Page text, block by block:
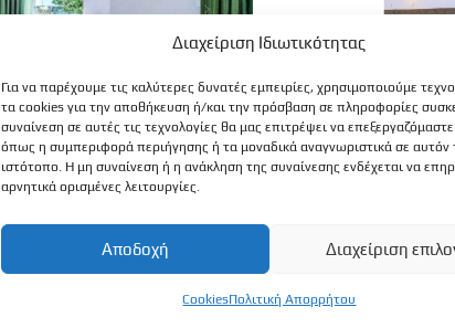
Διαχείριση Ιδιωτικότητας
Για να παρέχουμε τις καλύτερες δυνατές εμπειρίες, χρησιμοποιούμε
τα cookies για την αποθήκευση ή/και την πρόσβαση σε πληροφορίες
συναίνεση σε αυτές τις τεχνολογίες θα μας επιτρέψει να
όπως η συμπεριφορά περιήγησης ή τα μοναδικά αναγνωριστικά σε αυτόν
ιστότοπο. Η μη συναίνεση ή η ανάκληση της συναίνεσης ενδέχεται να
αρνητικά ορισμένες λειτουργίες.
Αποδοχή Διαχείριση
CookiesΠολιτική Απορρήτου